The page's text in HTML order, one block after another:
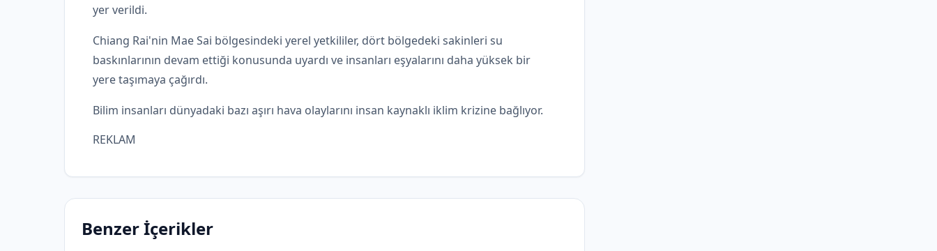
yer verildi.
Chiang Rai'nin Mae Sai bölgesindeki yerel yetkililer, dört bölgedeki sakinleri su
baskınlarının devam ettiği konusunda uyardı ve insanları eşyalarını daha yüksek bir
yere taşımaya çağırdı.
Bilim insanları dünyadaki bazı aşırı hava olaylarını insan kaynaklı iklim krizine bağlıyor.
REKLAM
Benzer İçerikler